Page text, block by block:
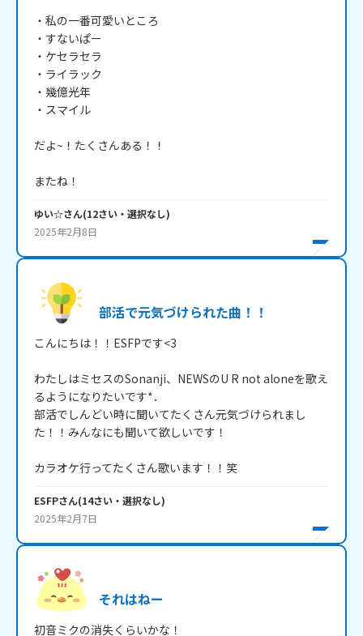
・私の一番可愛いところ
・すないぱー
・ケセラセラ
・ライラック
・幾億光年
・スマイル
だよ~！たくさんある！！
またね！
ゆい☆さん(12さい・ 選択なし)
2025年2月8日
部活で元気づけられた曲！！
こんにちは！！ESFPです<3
わたしはミセスのSonanji、NEWSのU R not aloneを歌え
るようになりたいです*．
部活でしんどい時に聞いてたくさん元気づけられまし
た！！みんなにも聞いて欲しいです！
カラオケ行ってたくさん歌います！！笑
ESFPさん(14さい・ 選択なし)
2025年2月7日
それはねー
初音ミクの消失くらいかな！